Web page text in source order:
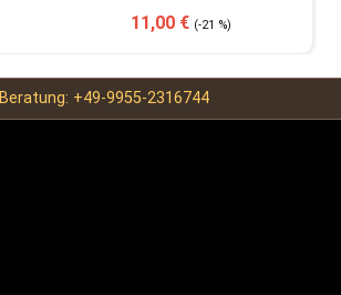
Verkaufspreis:
11,00 € Regulärer Preis:
(-21 %)
Beratung: +49-9955-2316744